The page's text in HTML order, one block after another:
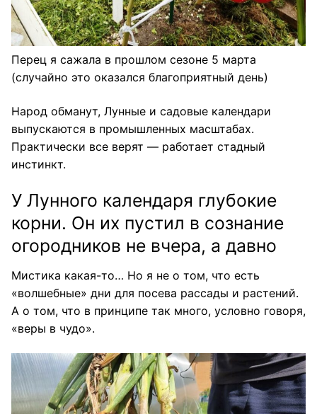
Перец я сажала в прошлом сезоне 5 марта
(случайно это оказался благоприятный день)
Народ обманут, Лунные и садовые календари
выпускаются в промышленных масштабах.
Практически все верят — работает стадный
инстинкт.
У Лунного календаря глубокие
корни. Он их пустил в сознание
огородников не вчера, а давно
Мистика какая-то… Но я не о том, что есть
«волшебные» дни для посева рассады и растений.
А о том, что в принципе так много, условно говоря,
«веры в чудо».